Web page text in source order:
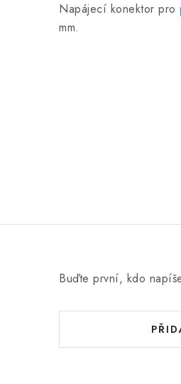
Napájecí konektor pro
mm.
Buďte první, kdo